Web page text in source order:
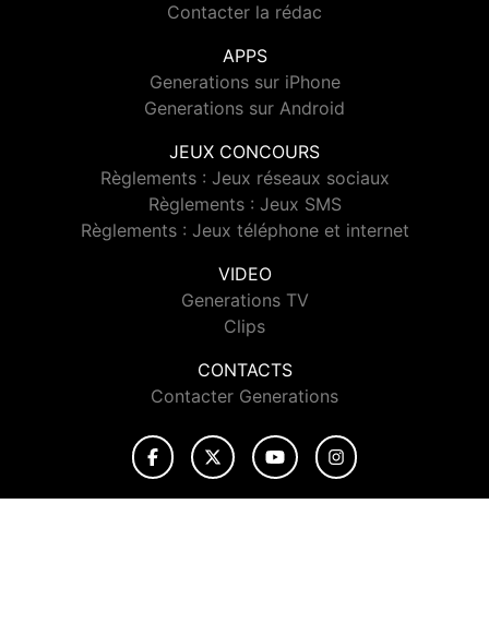
Contacter la rédac
APPS
Generations sur iPhone
Generations sur Android
JEUX CONCOURS
Règlements : Jeux réseaux sociaux
Règlements : Jeux SMS
Règlements : Jeux téléphone et internet
VIDEO
Generations TV
Clips
CONTACTS
Contacter Generations